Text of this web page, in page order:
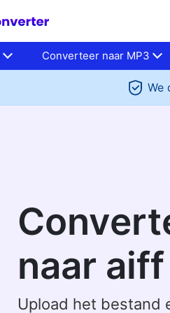
Converteer naar MP3
We
naar aiff
Upload het bestand